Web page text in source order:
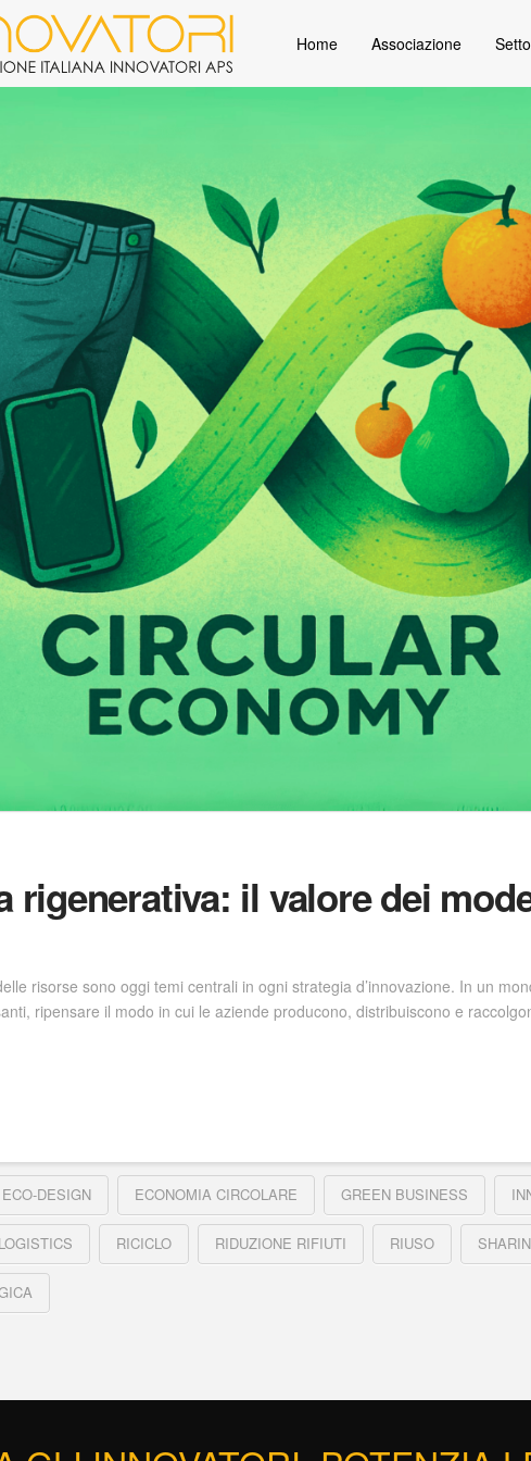
Home Associazione
rigenerativa: il valore dei
risorse sono oggi temi centrali in ogni strategia d’innovazione. In un
ripensare il modo in cui le aziende producono, distribuiscono e
ECO-DESIGN ECONOMIA CIRCOLARE GREEN BUSINESS
RICICLO RIDUZIONE RIFIUTI RIUSO